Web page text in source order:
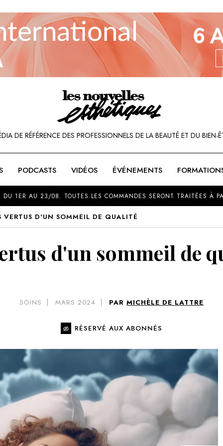
DE RÉFÉRENCE DES PROFESSIONNELS DE LA BEAUTÉ ET DU BIEN-
PODCASTS VIDÉOS ÉVÉNEMENTS
DU 1ER AU 23/08. TOUTES LES COMMANDES SERONT TRAITÉES À
VERTUS D'UN SOMMEIL DE QUALITÉ
d'un sommeil de
SOINS MARS 2024 PAR MICHÈLE DE LATTRE
RÉSERVÉ AUX ABONNÉS